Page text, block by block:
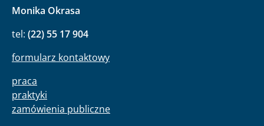
Monika Okrasa
tel: (22) 55 17 904
formularz kontaktowy
praca
praktyki
zamówienia publiczne